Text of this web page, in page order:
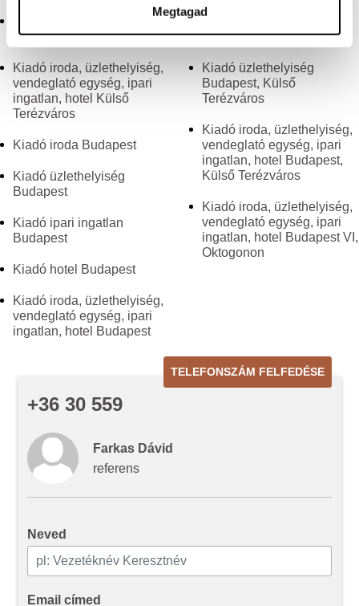
szabásához, közösségi funkciók biztosításához,
valamint weboldalforgalmunk elemzéséhez. Ezenkívül
közösségi média-, hirdető- és elemező partnereinkkel
megosztjuk az Ön weboldalhasználatra vonatkozó
adatait, akik kombinálhatják az adatokat más olyan
adatokkal, amelyeket Ön adott meg számukra vagy az
Ön által használt más szolgáltatásokból gyűjtöttek.
Megtagad
Terézváros
Kiadó iroda, üzlethelyiség,
vendeglató egység, ipari
ingatlan, hotel Külső
Terézváros
Kiadó iroda Budapest
Kiadó üzlethelyiség
Budapest
Kiadó ipari ingatlan
Budapest
Kiadó hotel Budapest
Kiadó iroda, üzlethelyiség,
vendeglató egység, ipari
ingatlan, hotel Budapest
Külső Terézváros
Kiadó üzlethelyiség
Budapest, Külső
Terézváros
Kiadó iroda, üzlethelyiség,
vendeglató egység, ipari
ingatlan, hotel Budapest,
Külső Terézváros
Kiadó iroda, üzlethelyiség,
vendeglató egység, ipari
ingatlan, hotel Budapest VI,
Oktogonon
+36 30 559
TELEFONSZÁM FELFEDÉSE
Farkas Dávid
referens
Neved
Email címed